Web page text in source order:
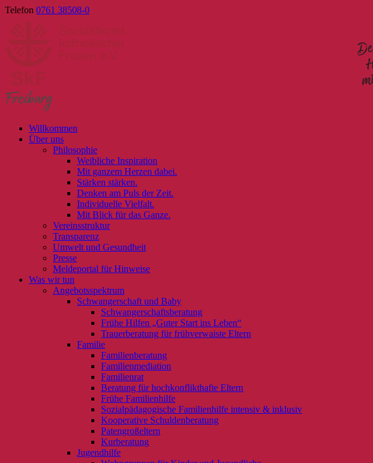
Skip
Telefon 0761 38508-0
Willkommen
Über uns
Philosophie
Weibliche Inspiration
Mit ganzem Herzen dabei.
Stärken stärken.
Denken am Puls der Zeit.
Individuelle Vielfalt.
Mit Blick für das Ganze.
Vereinsstruktur
Transparenz
Umwelt und Gesundheit
Presse
Meldeportal für Hinweise
Was wir tun
Angebotsspektrum
Schwangerschaft und Baby
Schwangerschaftsberatung
Frühe Hilfen „Guter Start ins Leben“
Trauerberatung für frühverwaiste Eltern
Familie
Familienberatung
Familienmediation
Familienrat
Beratung für hochkonflikthafte Eltern
Frühe Familienhilfe
Sozialpädagogische Familienhilfe intensiv & inklusiv
Kooperative Schuldenberatung
Patengroßeltern
Kurberatung
Jugendhilfe